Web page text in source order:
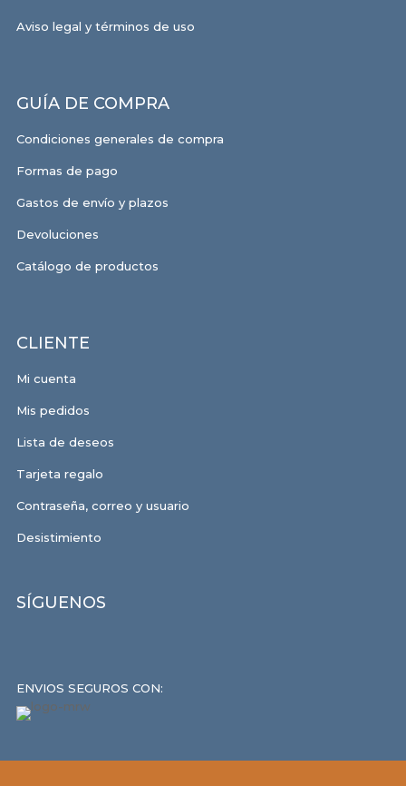
Aviso legal y términos de uso
GUÍA DE COMPRA
Condiciones generales de compra
Formas de pago
Gastos de envío y plazos
Devoluciones
Catálogo de productos
CLIENTE
Mi cuenta
Mis pedidos
Lista de deseos
Tarjeta regalo
Contraseña, correo y usuario
Desistimiento
SÍGUENOS
ENVIOS SEGUROS CON: